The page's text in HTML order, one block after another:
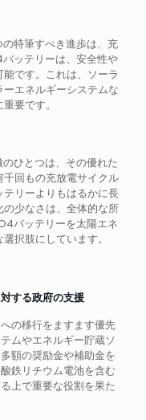
特筆すべき進歩は、充
ッテリーは、安全性や
です。これは、ソーラ
エネルギーシステムな
要です。
ひとつは、その優れた
回もの充放電サイクル
リーよりもはるかに長
少なさは、全体的な所
バッテリーを太陽エネ
択肢にしています。
する政府の支援
の移行をますます優先
ムやエネルギー貯蔵ソ
額の奨励金や補助金を
鉄リチウム電池を含む
上で重要な役割を果た